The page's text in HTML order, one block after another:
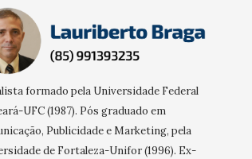
formado pela Universidade Federal
UFC (1987). Pós graduado em
Publicidade e Marketing, pela
de Fortaleza-Unifor (1996). Ex-